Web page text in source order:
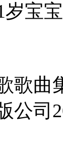
宝
歌曲
公司